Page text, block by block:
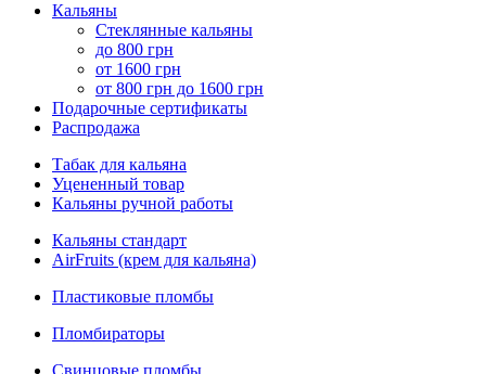
Кальяны
Стеклянные кальяны
до 800 грн
от 1600 грн
от 800 грн до 1600 грн
Подарочные сертификаты
Распродажа
Табак для кальяна
Уцененный товар
Кальяны ручной работы
Кальяны стандарт
AirFruits (крем для кальяна)
Пластиковые пломбы
Пломбираторы
Свинцовые пломбы